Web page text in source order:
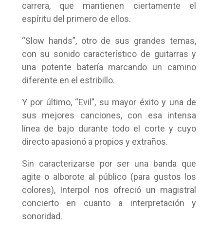
carrera, que mantienen ciertamente el
espíritu del primero de ellos.
“Slow hands”, otro de sus grandes temas,
con su sonido característico de guitarras y
una potente batería marcando un camino
diferente en el estribillo.
Y por último, “Evil”, su mayor éxito y una de
sus mejores canciones, con esa intensa
línea de bajo durante todo el corte y cuyo
directo apasionó a propios y extraños.
Sin caracterizarse por ser una banda que
agite o alborote al público (para gustos los
colores), Interpol nos ofreció un magistral
concierto en cuanto a interpretación y
sonoridad.